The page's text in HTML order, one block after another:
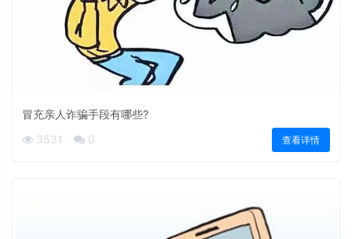
冒充亲人诈骗手段有哪些?
3531
0 查看详情